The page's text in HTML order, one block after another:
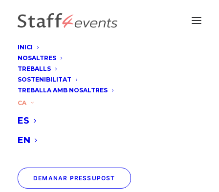
INICI
NOSALTRES
TREBALLS
SOSTENIBILITAT
TREBALLA AMB NOSALTRES
CA
ES
EN
DEMANAR PRESSUPOST